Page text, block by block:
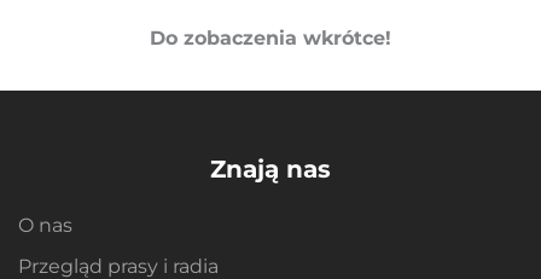
Do zobaczenia wkrótce!
Znają nas
O nas
Przegląd prasy i radia